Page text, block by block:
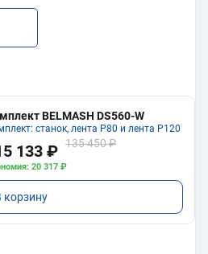
BELMASH DS560-W
станок, лента P80 и лента P120
133 ₽ 135 450 ₽
20 317 ₽
корзину